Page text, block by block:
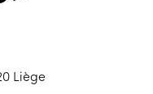
Liège